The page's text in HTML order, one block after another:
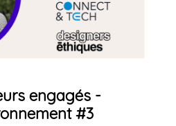
engagés -
#3